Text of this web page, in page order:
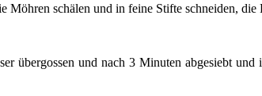
Möhren schälen und in feine Stifte schneiden,
übergossen und nach 3 Minuten abgesiebt